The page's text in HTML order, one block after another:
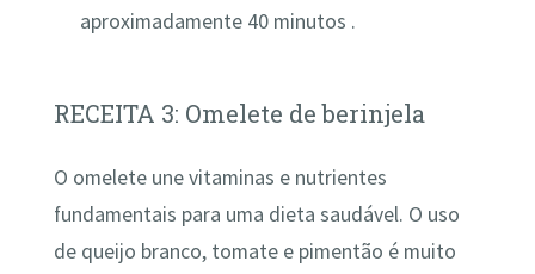
aproximadamente 40 minutos .
RECEITA 3: Omelete de berinjela
O omelete une vitaminas e nutrientes
fundamentais para uma dieta saudável. O uso
de queijo branco, tomate e pimentão é muito